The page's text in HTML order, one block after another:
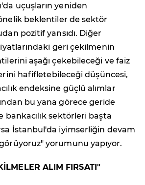
uçuşların yeniden
beklentiler de sektör
pozitif yansıdı. Diğer
geri çekilmenin
aşağı çekebileceği ve faiz
hafifletebileceği düşüncesi,
endeksine güçlü alımlar
bu yana görece geride
bankacılık sektörleri başta
İstanbul'da iyimserliğin devam
yorumunu yapıyor.
ALIM FIRSATI"